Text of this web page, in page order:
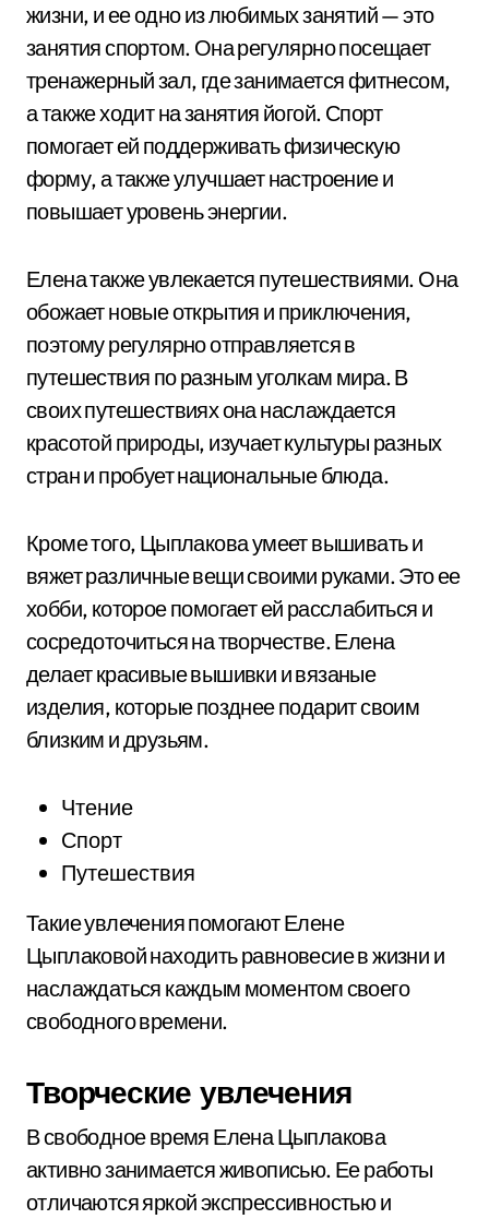
жизни, и ее одно из любимых занятий — это
занятия спортом. Она регулярно посещает
тренажерный зал, где занимается фитнесом,
а также ходит на занятия йогой. Спорт
помогает ей поддерживать физическую
форму, а также улучшает настроение и
повышает уровень энергии.
Елена также увлекается путешествиями. Она
обожает новые открытия и приключения,
поэтому регулярно отправляется в
путешествия по разным уголкам мира. В
своих путешествиях она наслаждается
красотой природы, изучает культуры разных
стран и пробует национальные блюда.
Кроме того, Цыплакова умеет вышивать и
вяжет различные вещи своими руками. Это ее
хобби, которое помогает ей расслабиться и
сосредоточиться на творчестве. Елена
делает красивые вышивки и вязаные
изделия, которые позднее подарит своим
близким и друзьям.
Чтение
Спорт
Путешествия
Такие увлечения помогают Елене
Цыплаковой находить равновесие в жизни и
наслаждаться каждым моментом своего
свободного времени.
Творческие увлечения
В свободное время Елена Цыплакова
активно занимается живописью. Ее работы
отличаются яркой экспрессивностью и